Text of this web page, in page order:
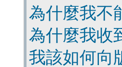
為什麼我不
為什麼我收
我該如何向